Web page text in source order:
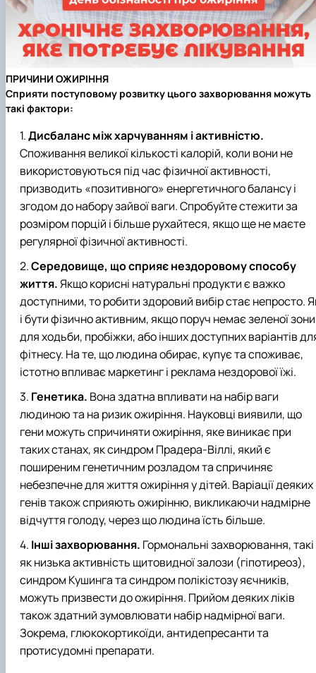
ПРИЧИНИ ОЖИРІННЯ
Сприяти поступовому розвитку цього захворювання можуть
такі фактори:
Дисбаланс між харчуванням і активністю.
Споживання великої кількості калорій, коли вони не
використовуються під час фізичної активності,
призводить «позитивного» енергетичного балансу і
згодом до набору зайвої ваги. Спробуйте стежити за
розміром порцій і більше рухайтеся, якщо ще не маєте
регулярної фізичної активності.
Середовище, що сприяє нездоровому способу
життя.Якщо корисні натуральні продукти є важко
доступними, то робити здоровий вибір стає непросто.
і бути фізично активним, якщо поруч немає зеленої зони
для ходьби, пробіжки, або інших доступних варіантів
фітнесу. На те, що людина обирає, купує та споживає,
істотно впливає маркетинг і реклама нездорової їжі.
Генетика. Вона здатна впливати на набір ваги
людиною та на ризик ожиріння. Науковці виявили, що
гени можуть спричиняти ожиріння, яке виникає при
таких станах, як синдром Прадера-Віллі, який є
поширеним генетичним розладом та спричиняє
небезпечне для життя ожиріння у дітей. Варіації деяких
генів також сприяють ожирінню, викликаючи надмірне
відчуття голоду, через що людина їсть більше.
Інші захворювання. Гормональні захворювання, такі
як низька активність щитовидної залози (гіпотиреоз),
синдром Кушинга та синдром полікістозу яєчників,
можуть призвести до ожиріння. Прийом деяких ліків
також здатний зумовлювати набір надмірної ваги.
Зокрема, глюкокортикоїди, антидепресанти та
протисудомні препарати.